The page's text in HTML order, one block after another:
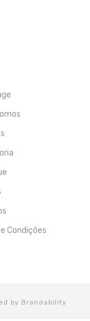
Condições
by Brandability